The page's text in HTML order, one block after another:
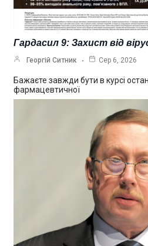
Гардасил 9: Захист від
Георгій Ситник Сер 6, 2026
Бажаєте завжди бути в курсі
фармацевтичної